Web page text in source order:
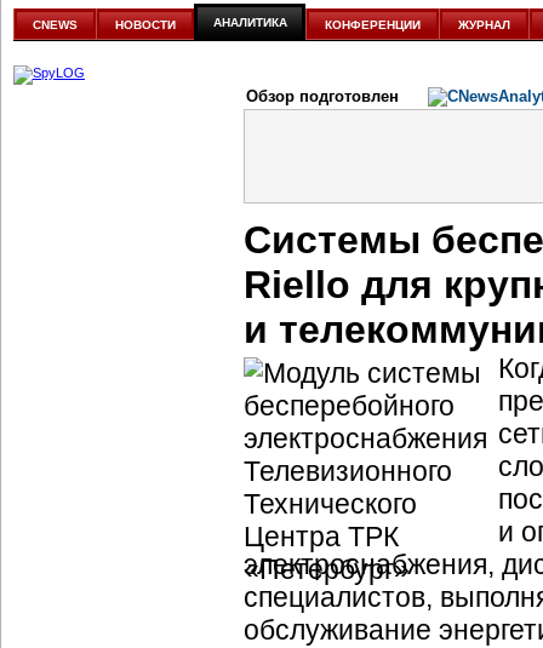
аналитике
CNEWS НОВОСТИ АНАЛИТИКА КОНФЕРЕНЦИИ ЖУРНАЛ
Обзор подготовлен
Системы
Riello для
и
и
электроснабжения,
специалистов,
обслуживание